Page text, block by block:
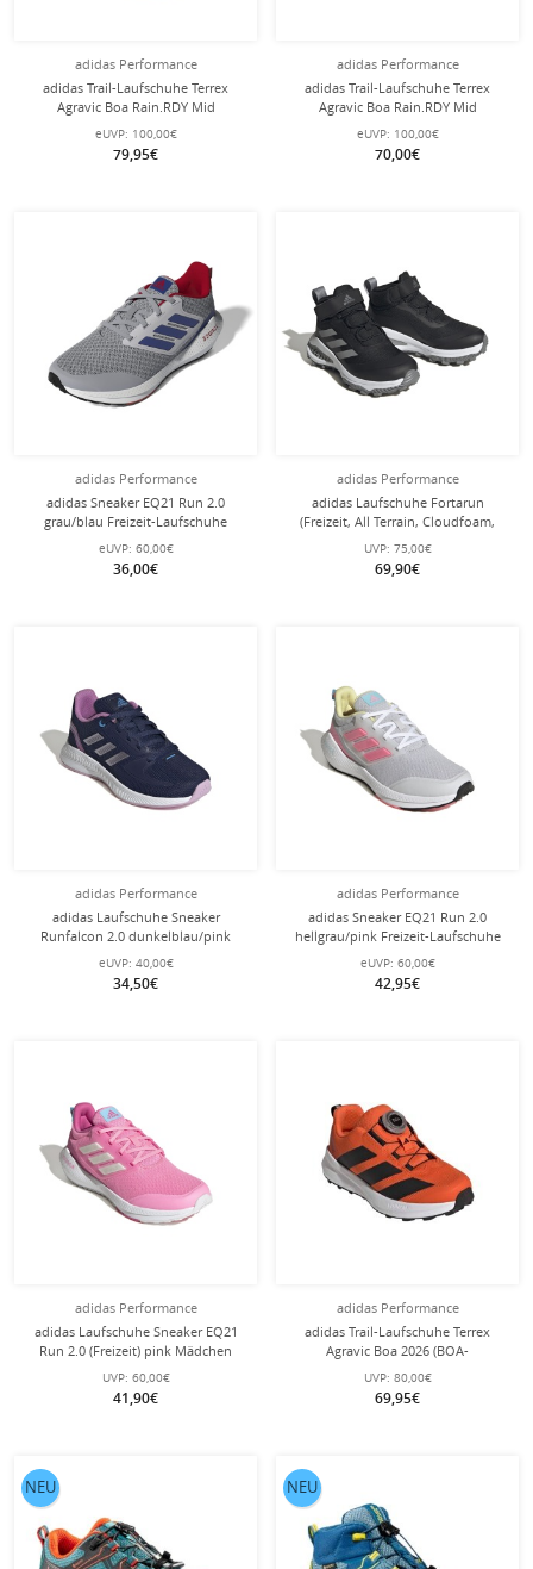
adidas Performance
adidas Trail-Laufschuhe Terrex
Agravic Boa Rain.RDY Mid
(wasserdicht) weinrot Kinder
eUVP: 100,00€
79,95€
adidas Performance
adidas Trail-Laufschuhe Terrex
Agravic Boa Rain.RDY Mid
(wasserdicht) schwarz Kinder
eUVP: 100,00€
70,00€
adidas Performance
adidas Sneaker EQ21 Run 2.0
grau/blau Freizeit-Laufschuhe
Kinder
eUVP: 60,00€
36,00€
adidas Performance
adidas Laufschuhe Fortarun
(Freizeit, All Terrain, Cloudfoam,
Klett) schwarz Kinder
UVP: 75,00€
69,90€
adidas Performance
adidas Laufschuhe Sneaker
Runfalcon 2.0 dunkelblau/pink
Kinder
eUVP: 40,00€
34,50€
adidas Performance
adidas Sneaker EQ21 Run 2.0
hellgrau/pink Freizeit-Laufschuhe
Kinder
eUVP: 60,00€
42,95€
adidas Performance
adidas Laufschuhe Sneaker EQ21
Run 2.0 (Freizeit) pink Mädchen
UVP: 60,00€
41,90€
adidas Performance
adidas Trail-Laufschuhe Terrex
Agravic Boa 2026 (BOA-
Schnürsystem) orange/schwarz
Kinder
UVP: 80,00€
69,95€
NEU NEU